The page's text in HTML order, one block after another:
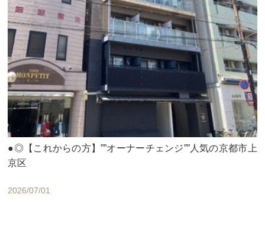
●◎【これからの方】””オーナーチェンジ””人気の京都市上
京区
2026/07/01